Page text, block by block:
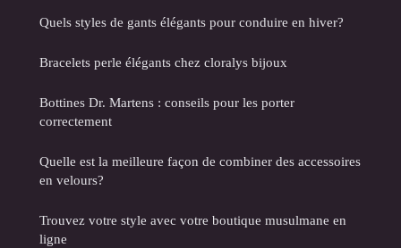
Quels styles de gants élégants pour conduire en hiver?
Bracelets perle élégants chez cloralys bijoux
Bottines Dr. Martens : conseils pour les porter
correctement
Quelle est la meilleure façon de combiner des accessoires
en velours?
Trouvez votre style avec votre boutique musulmane en
ligne